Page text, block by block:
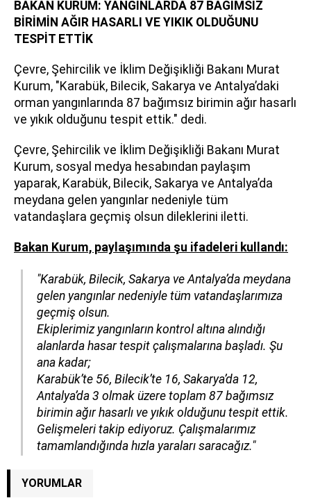
BAKAN KURUM: YANGINLARDA 87 BAĞIMSIZ
BİRİMİN AĞIR HASARLI VE YIKIK OLDUĞUNU
TESPİT ETTİK
Çevre, Şehircilik ve İklim Değişikliği Bakanı Murat
Kurum, "Karabük, Bilecik, Sakarya ve Antalya’daki
orman yangınlarında 87 bağımsız birimin ağır hasarlı
ve yıkık olduğunu tespit ettik." dedi.
Çevre, Şehircilik ve İklim Değişikliği Bakanı Murat
Kurum, sosyal medya hesabından paylaşım
yaparak, Karabük, Bilecik, Sakarya ve Antalya’da
meydana gelen yangınlar nedeniyle tüm
vatandaşlara geçmiş olsun dileklerini iletti.
Bakan Kurum, paylaşımında şu ifadeleri kullandı:
"Karabük, Bilecik, Sakarya ve Antalya’da meydana
gelen yangınlar nedeniyle tüm vatandaşlarımıza
geçmiş olsun.
Ekiplerimiz yangınların kontrol altına alındığı
alanlarda hasar tespit çalışmalarına başladı. Şu
ana kadar;
Karabük’te 56, Bilecik’te 16, Sakarya’da 12,
Antalya’da 3 olmak üzere toplam 87 bağımsız
birimin ağır hasarlı ve yıkık olduğunu tespit ettik.
Gelişmeleri takip ediyoruz. Çalışmalarımız
tamamlandığında hızla yaraları saracağız."
YORUMLAR